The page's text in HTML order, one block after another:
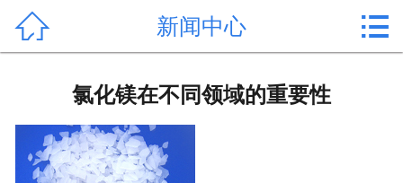
 新闻中心 
氯化镁在不同领域的重要性